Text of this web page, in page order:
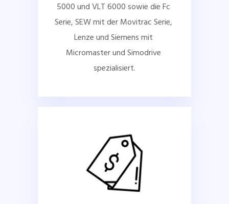
5000 und VLT 6000 sowie die Fc
Serie, SEW mit der Movitrac Serie,
Lenze und Siemens mit
Micromaster und Simodrive
spezialisiert.